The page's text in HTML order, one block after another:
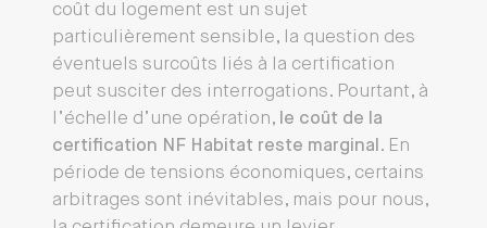
coût du logement est un sujet
particulièrement sensible, la question des
éventuels surcoûts liés à la certification
peut susciter des interrogations. Pourtant, à
l’échelle d’une opération, le coût de la
certification NF Habitat reste marginal . En
période de tensions économiques, certains
arbitrages sont inévitables, mais pour nous,